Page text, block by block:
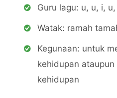
Guru lagu: u, u, i,
Watak: ramah
Kegunaan: untuk
kehidupan
kehidupan